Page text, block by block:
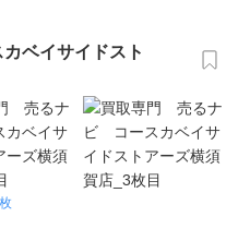
ベイサイドスト